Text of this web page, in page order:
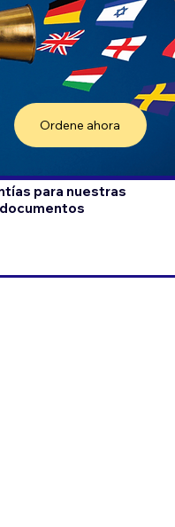
Ordene ahora
para nuestras